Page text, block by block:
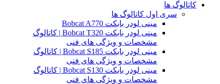
کاتالوگ ها
سری اول کاتالوگ ها
مینی لودر بابکت Bobcat A770
مینی لودر بابکت Bobcat T320 | کاتالوگ
مشخصات و ویژگی های فنی
مینی لودر بابکت Bobcat S185 | کاتالوگ
مشخصات و ویژگی های فنی
مینی لودر بابکت Bobcat S130 | کاتالوگ
مشخصات و ویژگی های فنی